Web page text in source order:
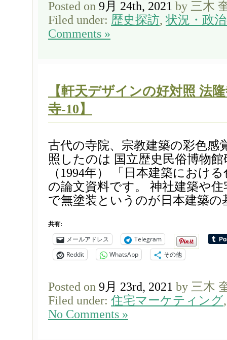
Posted on 9月 24th, 2021 by 三木
Filed under: 歴史探訪,状況・政
Comments »
【軒天デザインの好対照 法
寺-10】
古代の寺院、宗教建築の彩色感
照したのは 国立歴史民俗博物館
（1994年） 「日本建築におけ
の論文資料です。 神社建築や
で無塗装というのが日本建築
共有:
メールアドレス
Telegram
Reddit
WhatsApp その他
Posted on 9月 23rd, 2021 by 三木
Filed under: 住宅マーケティング
No Comments »